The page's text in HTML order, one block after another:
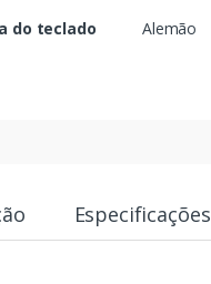
do teclado Alemão
Especificações